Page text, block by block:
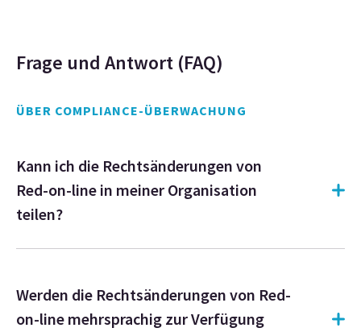
Frage und Antwort (FAQ)
ÜBER COMPLIANCE-ÜBERWACHUNG
Kann ich die Rechtsänderungen von
Red-on-line in meiner Organisation
teilen?
Werden die Rechtsänderungen von Red-
on-line mehrsprachig zur Verfügung